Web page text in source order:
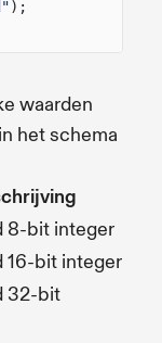
);
waarden
het schema
8-bit integer
16-bit integer
32-bit